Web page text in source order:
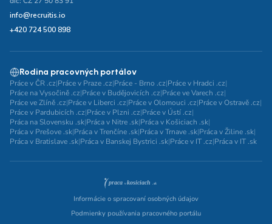
info@recruitis.io
+420 724 500 898
Rodina pracovných portálov
Práce v ČR .cz|Práce v Praze .cz|Práce - Brno .cz|Práce v Hradci .cz|
Práce na Vysočině .cz|Práce v Budějovicích .cz|Práce ve Varech .cz|
Práce ve Zlíně .cz|Práce v Liberci .cz|Práce v Olomouci .cz|Práce v Ostravě .cz|
Práce v Pardubicích .cz|Práce v Plzni .cz|Práce v Ústí .cz|
Práca na Slovensku .sk|Práca v Nitre .sk|Práca v Košiciach .sk|
Práca v Prešove .sk|Práca v Trenčíne .sk|Práca v Trnave .sk|Práca v Žiline .sk|
Práca v Bratislave .sk|Práca v Banskej Bystrici .sk|Práce v IT .cz|Práca v IT .sk
Informácie o spracovaní osobných údajov
Podmienky používania pracovného portálu